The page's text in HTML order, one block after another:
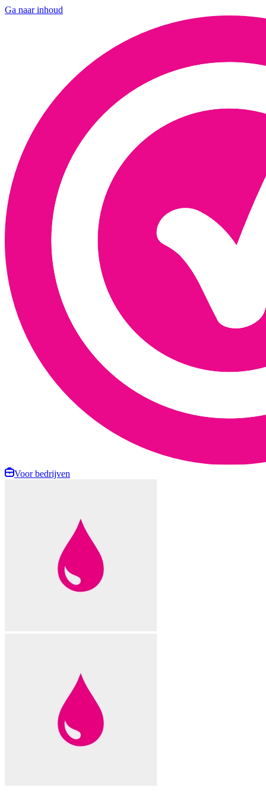
Ga naar inhoud
Voor bedrijven